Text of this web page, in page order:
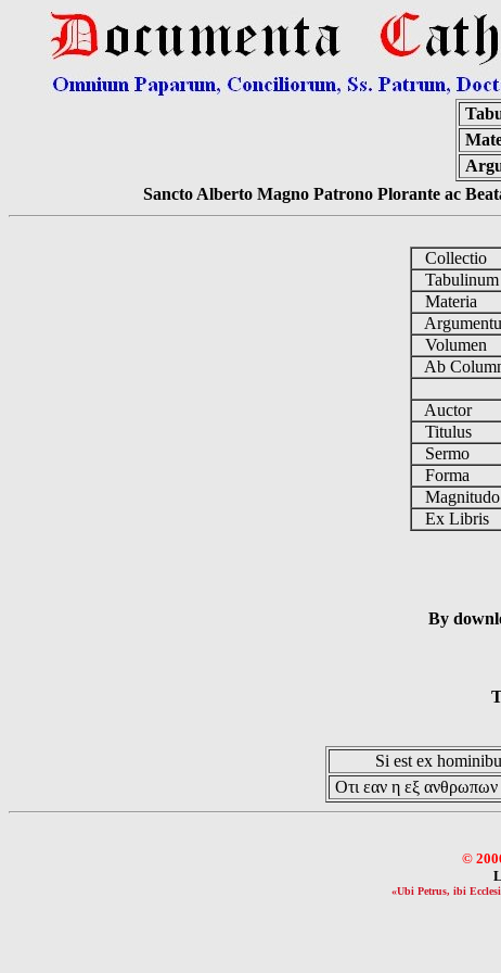
Sancto Alberto Magno Patrono Plorante ac
Collectio
Tabulinum
Materia
Volumen
Ab
Auctor
Titulus
Sermo
Forma
Magnitudo
Ex Libris
By
Si est ex
Οτι εαν η εξ ανθρωπων
©
«Ubi Petrus, ibi